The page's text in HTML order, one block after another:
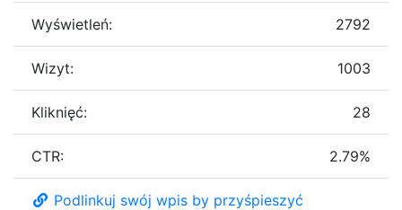
Wyświetleń: 2792
Wizyt: 1003
Kliknięć: 28
CTR: 2.79%
Podlinkuj swój wpis by przyśpieszyć